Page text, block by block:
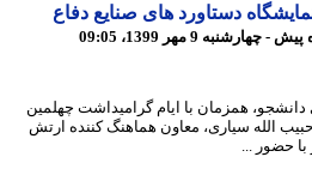
دستاورد های صنایع دفاع
همزمان با ایام گرامیداشت چهلمین
سیاری، معاون هماهنگ کننده ارتش
...